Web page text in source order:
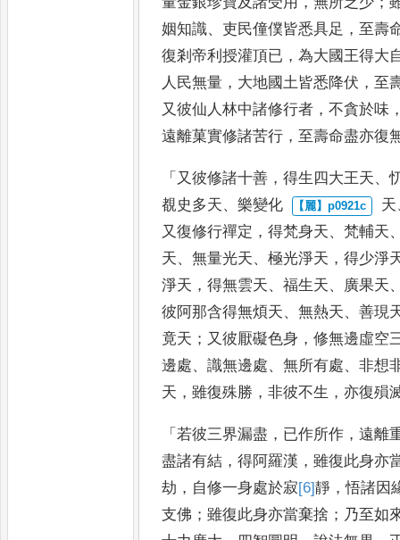
姻知識、 吏民僮僕皆悉具足 ， 至壽
復剎帝利授灌頂已 ，為大國王得大
人民無量 ， 大地國土皆悉降伏 ， 至
又彼仙人林中諸修行者 ，不貪於味
遠離菓實修諸苦行 ， 至壽命盡亦復
「 又彼修諸十善 ，得生四大王天、
覩史多天、樂變化 天
又復修行禪定 ，得梵身天、梵輔天
天、無量光天、極光淨天 ，得少淨
淨天 ，得無雲天、福生天、 廣果天
彼阿那含得無煩天、無熱天、善現
竟天 ； 又彼厭礙色身 ，修無邊虛空
邊處、識無邊處、無所有處、非想
天 ，雖復殊勝 ，非彼不生 ，亦復殞
「若彼三界漏盡 ， 已作所作 ，遠離
盡諸有結 ，得阿羅漢 ，雖復此身亦
劫 ， 自修一身處於寂[6]靜 ，悟諸因
支佛 ；雖復此身亦當棄捨 ； 乃至如